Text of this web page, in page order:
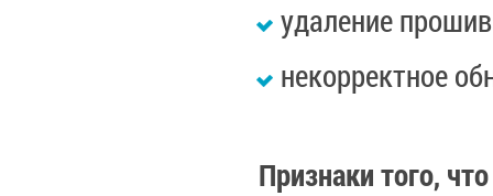
удаление
некорректное
Признаки того,